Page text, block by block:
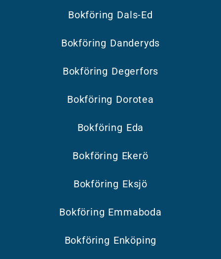
Bokföring Dals-Ed
Bokföring Danderyds
Bokföring Degerfors
Bokföring Dorotea
Bokföring Eda
Bokföring Ekerö
Bokföring Eksjö
Bokföring Emmaboda
Bokföring Enköping